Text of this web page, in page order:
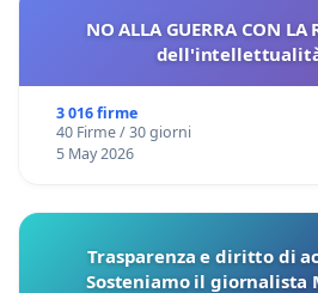
NO ALLA GUERRA CON
3 016 firme
40 Firme / 30 giorni
5 May 2026
Trasparenza e diritto di
Sosteniamo il giornalista